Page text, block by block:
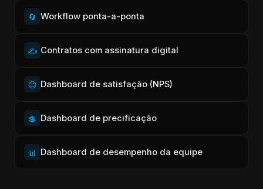
🔄 Workflow ponta-a-ponta
✍️ Contratos com assinatura digital
😊 Dashboard de satisfação (NPS)
💲 Dashboard de precificação
📊 Dashboard de desempenho da equipe